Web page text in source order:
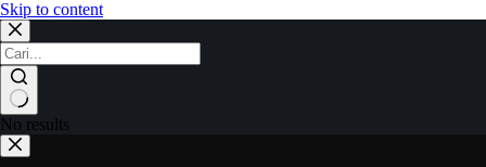
Skip to content
No results